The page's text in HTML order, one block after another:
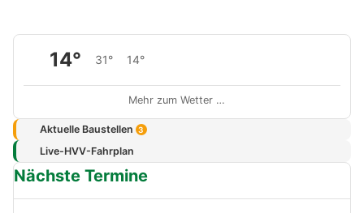
14° 31° 14°
Mehr zum Wetter …
Aktuelle Baustellen 3
Live-HVV-Fahrplan
Nächste Termine